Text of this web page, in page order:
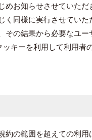
お知らせさせていただ
同様に実行させていた
の結果から必要なユ
キーを利用して利用者
の範囲を超えての利用